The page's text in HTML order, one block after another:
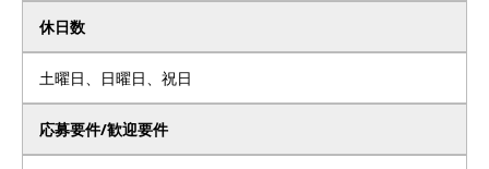
休日数
土曜日、日曜日、祝日
応募要件/歓迎要件